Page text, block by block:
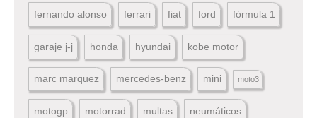
fernando alonso ferrari fiat ford fórmula 1
garaje j-j honda hyundai kobe motor
marc marquez mercedes-benz mini moto3
motogp motorrad multas neumáticos